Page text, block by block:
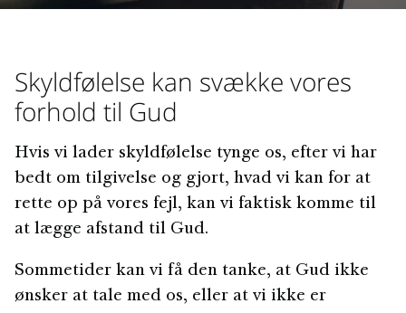
Skyldfølelse kan svække vores
forhold til Gud
Hvis vi lader skyldfølelse tynge os, efter vi har
bedt om tilgivelse og gjort, hvad vi kan for at
rette op på vores fejl, kan vi faktisk komme til
at lægge afstand til Gud.
Sommetider kan vi få den tanke, at Gud ikke
ønsker at tale med os, eller at vi ikke er